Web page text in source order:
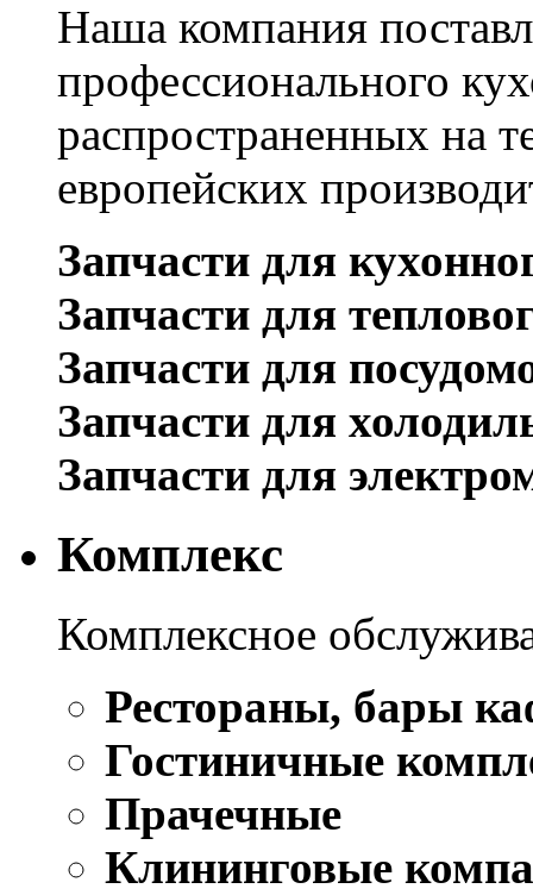
Наша компания
профессионального
распространенных на
европейских
Запчасти для
Запчасти для
Запчасти для
Запчасти для
Запчасти для
Комплекс
Комплексное
Рестораны, бары
Гостиничные
Прачечные
Клининговые